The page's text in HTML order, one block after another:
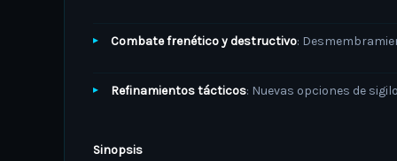
Combate frenético y destructivo:
Refinamientos tácticos: Nuevas opciones de
Sinopsis